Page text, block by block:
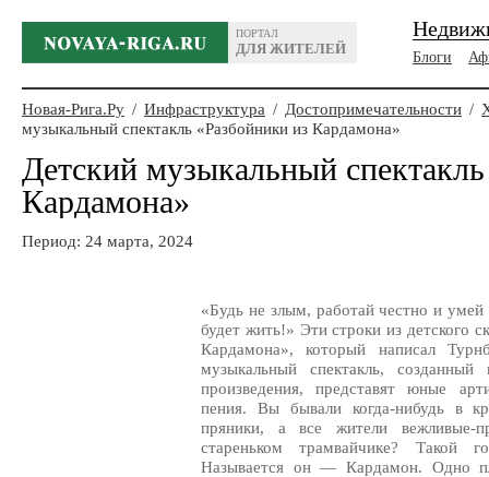
ПОРТАЛ
ДЛЯ ЖИТЕЛЕЙ
Блоги
Новая-Рига.Ру / Инфраструктура / Достопримечательности /
музыкальный спектакль «Разбойники из Кардамона»
Детский музыкальный
Кардамона»
Период: 24 марта, 2024
«Будь не злым, работай честно и
будет жить!» Эти строки из детского
Кардамона», который написал
музыкальный спектакль,
произведения, представят юные
пения. Вы бывали когда-нибудь в
пряники, а все жители вежливые-
стареньком трамвайчике? Такой
Называется он — Кардамон. Одно